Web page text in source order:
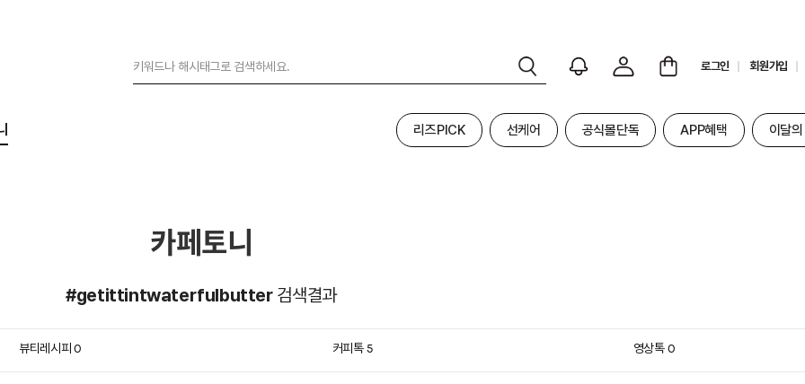
로그인 회원가입
리즈PICK 선케어 공식몰단독 APP혜택 이달
카페토니
#getittintwaterfulbutter검색결과
뷰티레시피0 커피톡 5 영상톡 0